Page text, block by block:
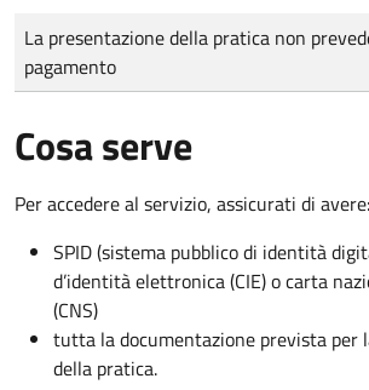
Tipo di pagamento
Importo
La presentazione della pratica non
pagamento
Cosa serve
Per accedere al servizio, assicurati di avere:
SPID (sistema pubblico di identità
d’identità elettronica (CIE) o carta
(CNS)
tutta la documentazione prevista per
della pratica.